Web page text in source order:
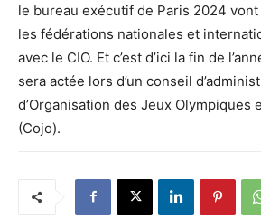
le bureau exécutif de Paris 2024
les fédérations nationales et
avec le CIO. Et c’est d’ici la fin de
sera actée lors d’un conseil
d’Organisation des Jeux Olympiques
(Cojo).